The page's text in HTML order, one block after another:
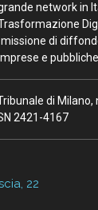
network in
di
e
di
2421-4167
22